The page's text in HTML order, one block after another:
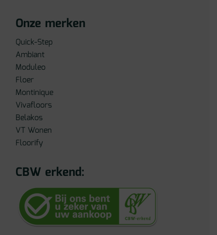
Onze merken
Quick-Step
Ambiant
Moduleo
Floer
Montinique
Vivafloors
Belakos
VT Wonen
Floorify
CBW erkend: